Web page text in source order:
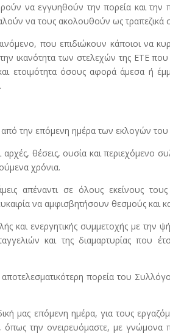
να εγγυηθούν την πορεία και την
να τους ακολουθούν ως τραπεζικά
που επιδιώκουν κάποιοι να
ικανότητα των στελεχών της ΕΤΕ
ετοιμότητα όσους αφορά άμεσα ή
την επόμενη ημέρα των εκλογών
θέσεις, ουσία και περιεχόμενο
χρόνια.
απέναντι σε όλους εκείνους
να αμφισβητήσουν θεσμούς και
και ενεργητικής συμμετοχής με την
και της διαμαρτυρίας που
πορεία του
μας επόμενη ημέρα, για τους
την ονειρευόμαστε, με γνώμονα